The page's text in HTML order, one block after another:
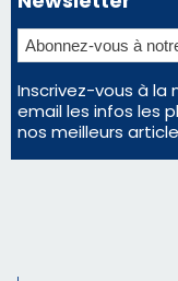
Régie publicitaire
Nous contacter